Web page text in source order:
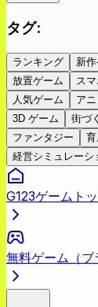
タグ:
ランキング 新
放置ゲーム
ス
人気ゲーム
ア
3D ゲーム
街づ
ファンタジー
経営シミュレーシ
G123ゲームト
無料ゲーム（